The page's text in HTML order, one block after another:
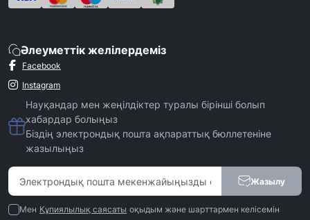
Әлеуметтік желілердеміз
Facebook
Instagram
Науқандар мен жеңілдіктер туралы бірінші болып
хабардар болыңыз
Біздің электрондық пошта ақпараттық бюллетеніне
жазылыңыз
Жазылу
Мен Құпиялылық саясаты оқыдым және шарттармен келісемін